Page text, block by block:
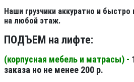
Наши грузчики аккуратно и
на любой этаж.
ПОДЪЕМ на лифте:
(корпусная мебель и матрасы) -
заказа но не менее 200 р.